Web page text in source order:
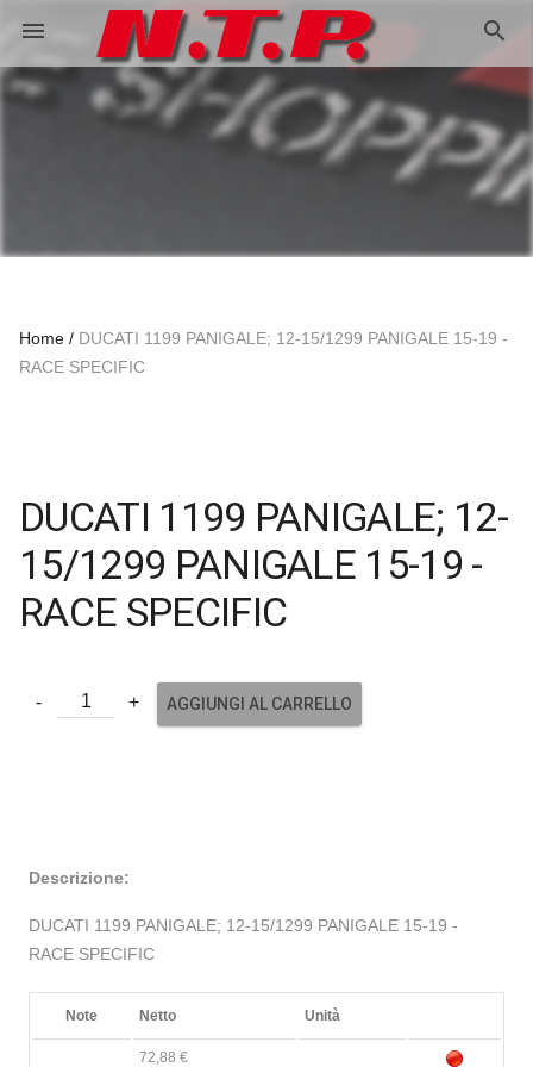
menu search
Home
DUCATI 1199 PANIGALE; 12-15/1299 PANIGALE 15-19 -
RACE SPECIFIC
DUCATI 1199 PANIGALE; 12-
15/1299 PANIGALE 15-19 -
RACE SPECIFIC
AGGIUNGI AL CARRELLO
Descrizione:
DUCATI 1199 PANIGALE; 12-15/1299 PANIGALE 15-19 -
RACE SPECIFIC
Note Netto Unità
72,88 €